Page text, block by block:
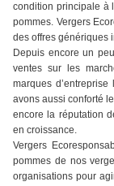
condition principale à
pommes. Vergers
des offres génériques
Depuis encore un
ventes sur les
marques
avons aussi conforté
encore la réputation
en croissance.
Vergers
pommes de nos
organisations pour